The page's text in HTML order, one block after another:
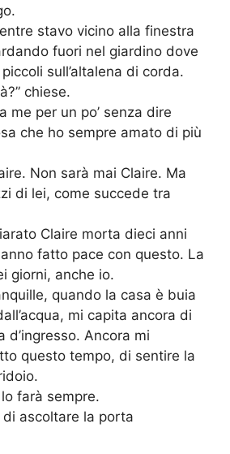
stavo vicino alla finestra
fuori nel giardino dove
sull’altalena di corda.
chiese.
me per un po’ senza dire
che ho sempre amato di più
Non sarà mai Claire. Ma
di lei, come succede tra
Claire morta dieci anni
fatto pace con questo. La
giorni, anche io.
quando la casa è buia
mi capita ancora di
d’ingresso. Ancora mi
questo tempo, di sentire la
farà sempre.
ascoltare la porta